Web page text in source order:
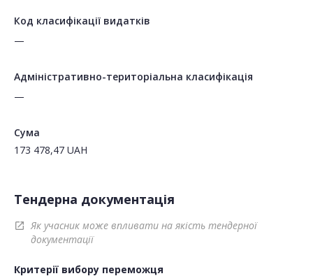
Код класифікації видатків
—
Адміністративно-територіальна класифікація
—
Сума
173 478,47 UAH
Тендерна документація
open_in_new
Як учасник може впливати на якість тендерної
документації
Критерії вибору переможця